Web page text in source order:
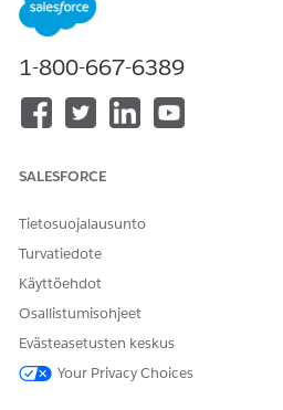
kuudeksi numeroksi 875769.
Voit käyttää minkä tahansa
Salesforce-organisaatiosi
-välilehdessä. Käytit näitä tietoja
Syötä tähän korttiin liittyvä
tietoja kohdastaAloittaminen
Vahvistuskoodi lähetetään
Valitse kortti, jonka haluat
vahvista valintasi.
kohdesi.
Botti luo tälle kadotetulle kortille
tapauksen numeron, jota voit
seuraamiseen myöhemmin.
1-800-667-6389
SALESFORCE
Tietosuojalausunto
Turvatiedote
Käyttöehdot
Osallistumisohjeet
Evästeasetusten keskus
Your Privacy Choices